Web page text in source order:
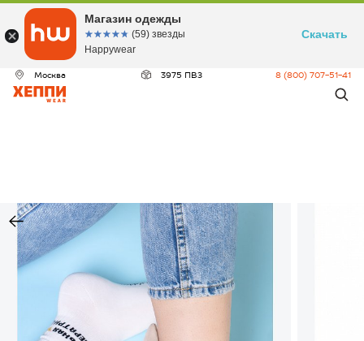
Москва 3975 ПВЗ 8 (800) 707-51-41
Магазин одежды
☆☆☆☆☆
★★★★★ (59) звезды
Happywear
Скачать